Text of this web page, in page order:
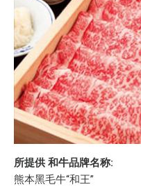
所提供 和牛品牌名称:
熊本黑毛牛“和王”